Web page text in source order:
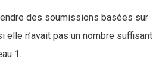
des soumissions basées sur
n’avait pas un nombre suffisant
1.